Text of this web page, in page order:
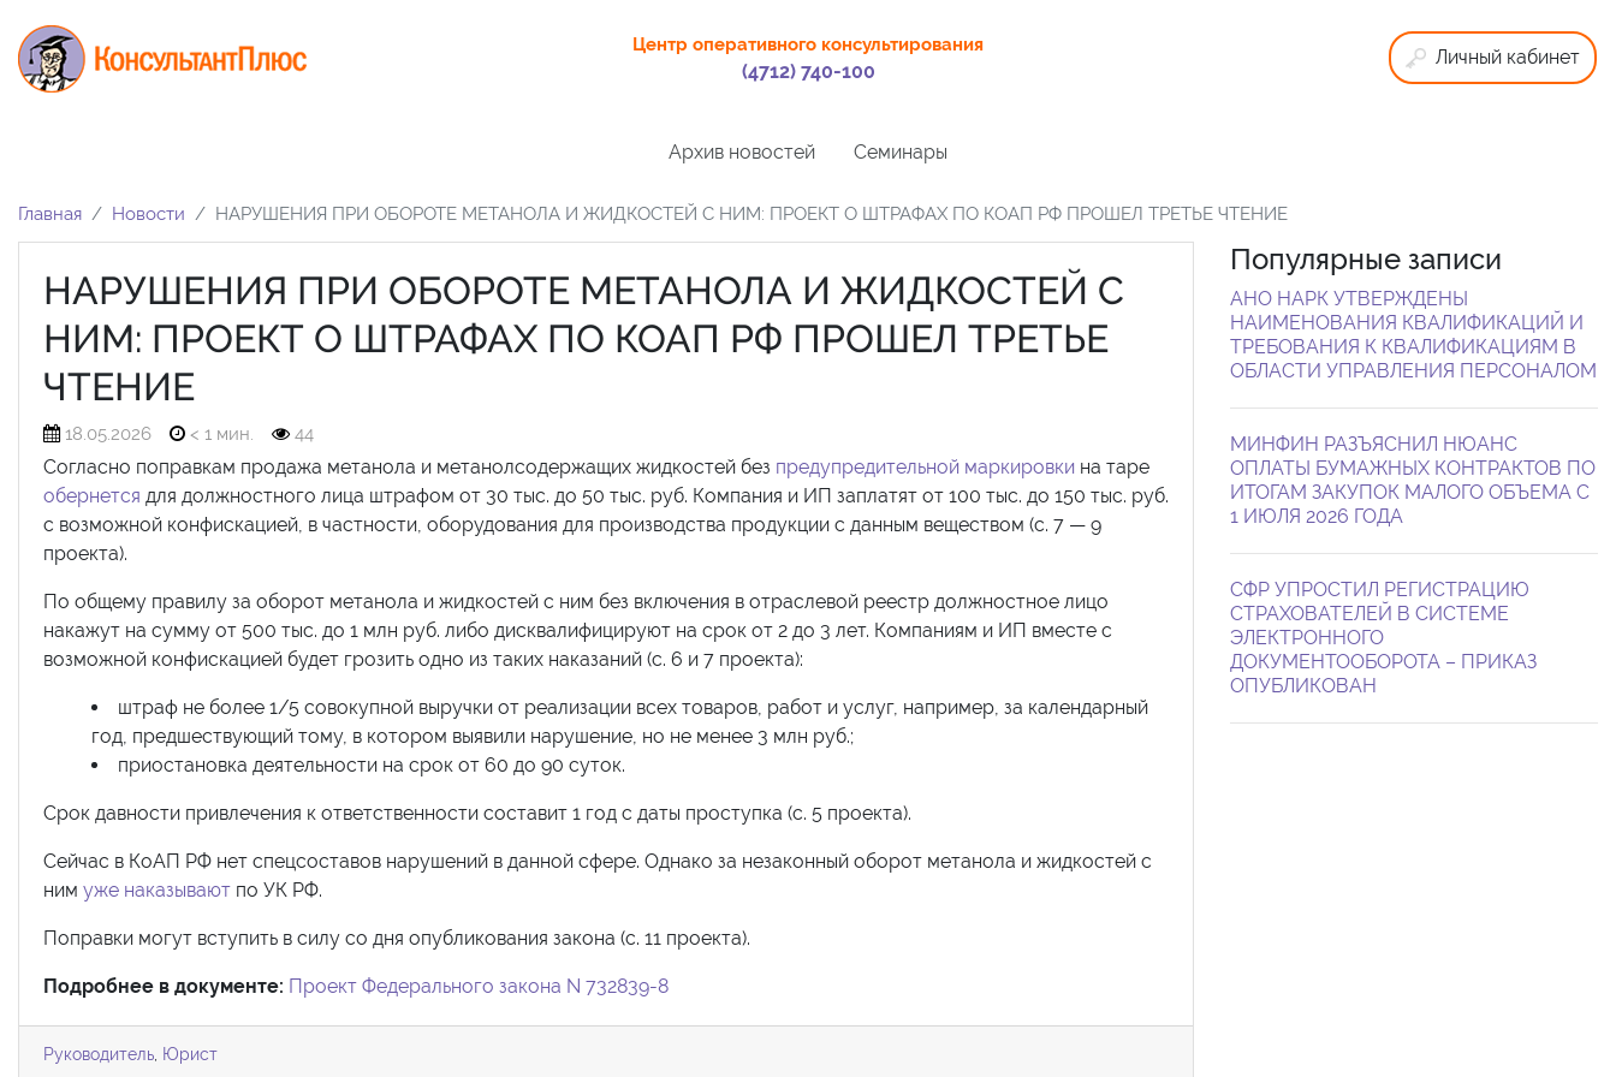
Центр оперативного консультирования
(4712) 740-100
Личный кабинет
Архив новостей Семинары
Главная Новости НАРУШЕНИЯ ПРИ ОБОРОТЕ МЕТАНОЛА И ЖИДКОСТЕЙ С НИМ: ПРОЕКТ О ШТРАФАХ ПО КОАП РФ ПРОШЕЛ ТРЕТЬЕ ЧТЕНИЕ
НАРУШЕНИЯ ПРИ ОБОРОТЕ МЕТАНОЛА И ЖИДКОСТЕЙ С
НИМ: ПРОЕКТ О ШТРАФАХ ПО КОАП РФ ПРОШЕЛ ТРЕТЬЕ
ЧТЕНИЕ
18.05.2026 < 1 мин. 44
Согласно поправкам продажа метанола и метанолсодержащих жидкостей без предупредительной маркировки на таре
обернется для должностного лица штрафом от 30 тыс. до 50 тыс. руб. Компания и ИП заплатят от 100 тыс. до 150 тыс. руб.
с возможной конфискацией, в частности, оборудования для производства продукции с данным веществом (с. 7 — 9
проекта).
По общему правилу за оборот метанола и жидкостей с ним без включения в отраслевой реестр должностное лицо
накажут на сумму от 500 тыс. до 1 млн руб. либо дисквалифицируют на срок от 2 до 3 лет. Компаниям и ИП вместе с
возможной конфискацией будет грозить одно из таких наказаний (с. 6 и 7 проекта):
штраф не более 1/5 совокупной выручки от реализации всех товаров, работ и услуг, например, за календарный
год, предшествующий тому, в котором выявили нарушение, но не менее 3 млн руб.;
приостановка деятельности на срок от 60 до 90 суток.
Срок давности привлечения к ответственности составит 1 год с даты проступка (с. 5 проекта).
Сейчас в КоАП РФ нет спецсоставов нарушений в данной сфере. Однако за незаконный оборот метанола и жидкостей с
ним уже наказывают по УК РФ.
Поправки могут вступить в силу со дня опубликования закона (с. 11 проекта).
Подробнее в документе: Проект Федерального закона N 732839-8
Руководитель Юрист
Популярные записи
АНО НАРК УТВЕРЖДЕНЫ
НАИМЕНОВАНИЯ КВАЛИФИКАЦИЙ И
ТРЕБОВАНИЯ К КВАЛИФИКАЦИЯМ В
ОБЛАСТИ УПРАВЛЕНИЯ ПЕРСОНАЛОМ
МИНФИН РАЗЪЯСНИЛ НЮАНС
ОПЛАТЫ БУМАЖНЫХ КОНТРАКТОВ ПО
ИТОГАМ ЗАКУПОК МАЛОГО ОБЪЕМА С
1 ИЮЛЯ 2026 ГОДА
СФР УПРОСТИЛ РЕГИСТРАЦИЮ
СТРАХОВАТЕЛЕЙ В СИСТЕМЕ
ЭЛЕКТРОННОГО
ДОКУМЕНТООБОРОТА – ПРИКАЗ
ОПУБЛИКОВАН